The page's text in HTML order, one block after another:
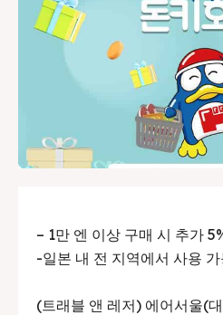
– 1만 엔 이상 구매 시 추가
-일본 내 전 지역에서 사용 가
(트래블 앤 레저) 에어서울(